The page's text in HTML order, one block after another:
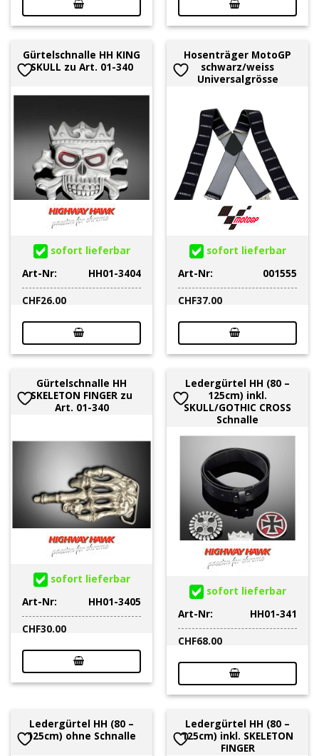
Gürtelschnalle HH KING
SKULL zu Art. 01-340
sofort lieferbar
Art-Nr:
HH01-3404
CHF26.00
Hosenträger MotoGP
schwarz/weiss
Universalgrösse
sofort lieferbar
Art-Nr:
001555
CHF37.00
Gürtelschnalle HH
SKELETON FINGER zu
Art. 01-340
sofort lieferbar
Art-Nr:
HH01-3405
CHF30.00
Ledergürtel HH (80 –
125cm) inkl.
SKULL/GOTHIC CROSS
Schnalle
sofort lieferbar
Art-Nr:
HH01-341
CHF68.00
Ledergürtel HH (80 –
125cm) ohne Schnalle
Ledergürtel HH (80 –
125cm) inkl. SKELETON
FINGER